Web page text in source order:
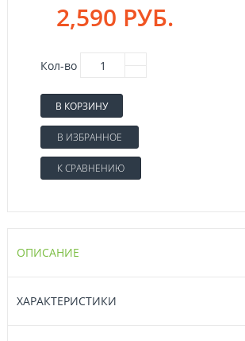
2,590 РУБ.
Кол-во
В КОРЗИНУ
В ИЗБРАННОЕ
К СРАВНЕНИЮ
ОПИСАНИЕ
ХАРАКТЕРИСТИКИ